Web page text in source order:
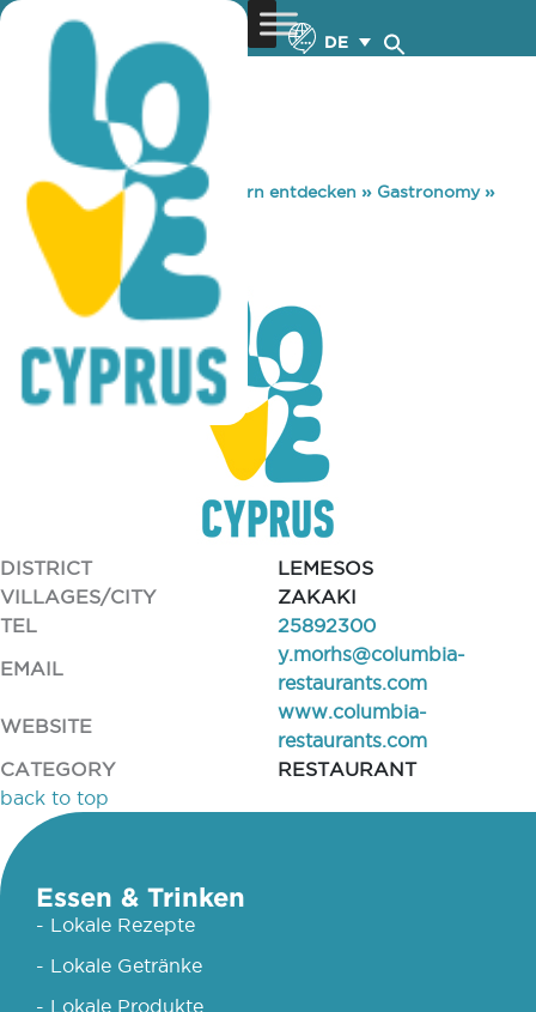
DE
You are here: Home »Zypern entdecken » Gastronomy»
COLUMBIA SUN
COLUMBIA SUN
DISTRICT
LEMESOS
VILLAGES/CITY
ZAKAKI
TEL
25892300
EMAIL
y.morhs@columbia-
restaurants.com
WEBSITE
www.columbia-
restaurants.com
CATEGORY
RESTAURANT
back to top
Essen & Trinken
- Lokale Rezepte
- Lokale Getränke
- Lokale Produkte